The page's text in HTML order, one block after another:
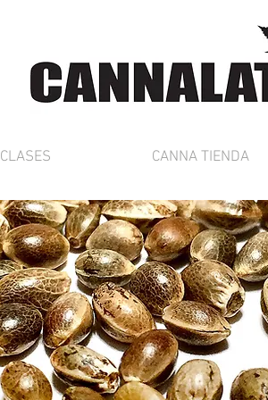
CLASES CANNA TIENDA